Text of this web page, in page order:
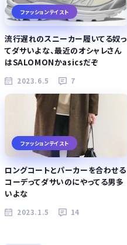
ファッションテイスト
流行遅れのスニーカー履いてる奴っ
てダサいよな、最近のオシャレさん
はSALOMONかasicsだぞ
2023.6.5 7
ファッションテイスト
ロングコートとパーカーを合わせる
コーデってダサいのにやってる男多
いよな
2023.1.5 14